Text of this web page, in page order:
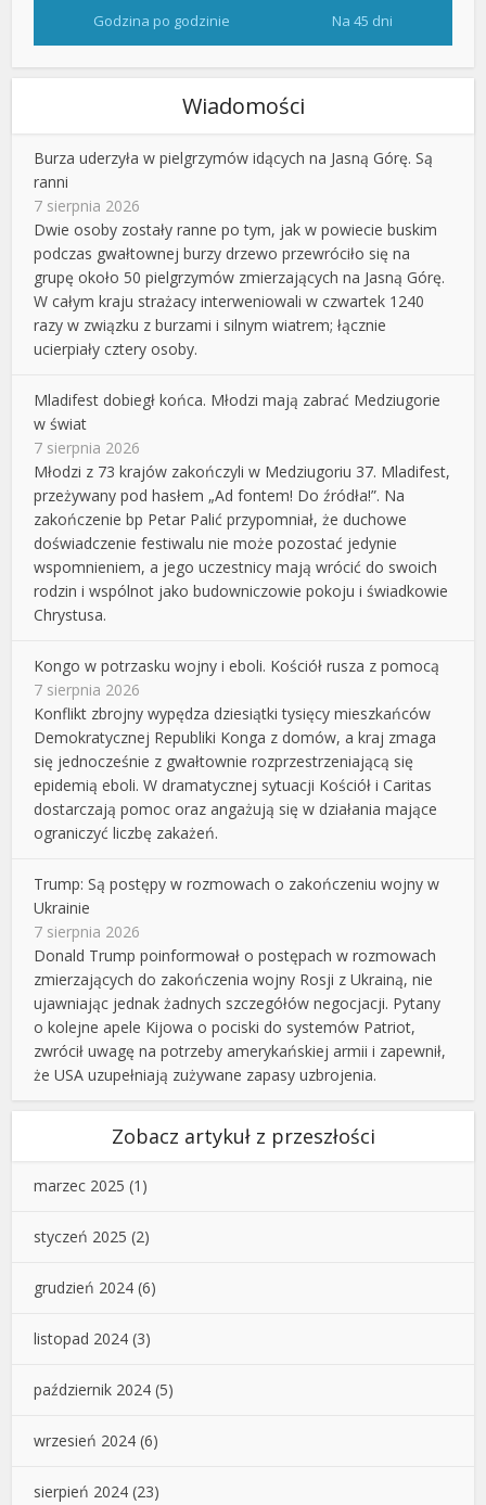
Godzina po godzinie Na 45 dni
Wiadomości
Burza uderzyła w pielgrzymów idących na Jasną Górę. Są
ranni
7 sierpnia 2026
Dwie osoby zostały ranne po tym, jak w powiecie buskim
podczas gwałtownej burzy drzewo przewróciło się na
grupę około 50 pielgrzymów zmierzających na Jasną Górę.
W całym kraju strażacy interweniowali w czwartek 1240
razy w związku z burzami i silnym wiatrem; łącznie
ucierpiały cztery osoby.
Mladifest dobiegł końca. Młodzi mają zabrać Medziugorie
w świat
7 sierpnia 2026
Młodzi z 73 krajów zakończyli w Medziugoriu 37. Mladifest,
przeżywany pod hasłem „Ad fontem! Do źródła!”. Na
zakończenie bp Petar Palić przypomniał, że duchowe
doświadczenie festiwalu nie może pozostać jedynie
wspomnieniem, a jego uczestnicy mają wrócić do swoich
rodzin i wspólnot jako budowniczowie pokoju i świadkowie
Chrystusa.
Kongo w potrzasku wojny i eboli. Kościół rusza z pomocą
7 sierpnia 2026
Konflikt zbrojny wypędza dziesiątki tysięcy mieszkańców
Demokratycznej Republiki Konga z domów, a kraj zmaga
się jednocześnie z gwałtownie rozprzestrzeniającą się
epidemią eboli. W dramatycznej sytuacji Kościół i Caritas
dostarczają pomoc oraz angażują się w działania mające
ograniczyć liczbę zakażeń.
Trump: Są postępy w rozmowach o zakończeniu wojny w
Ukrainie
7 sierpnia 2026
Donald Trump poinformował o postępach w rozmowach
zmierzających do zakończenia wojny Rosji z Ukrainą, nie
ujawniając jednak żadnych szczegółów negocjacji. Pytany
o kolejne apele Kijowa o pociski do systemów Patriot,
zwrócił uwagę na potrzeby amerykańskiej armii i zapewnił,
że USA uzupełniają zużywane zapasy uzbrojenia.
Zobacz artykuł z przeszłości
marzec 2025 (1)
styczeń 2025 (2)
grudzień 2024 (6)
listopad 2024 (3)
październik 2024 (5)
wrzesień 2024 (6)
sierpień 2024 (23)